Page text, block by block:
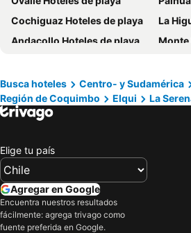
Domos Dream
Hotel del Cid
Apart Hotel Gran Pacifico
Hotel La Serena Plaza
Hotel
Hotel Cristobal Colon
Mistral La Herradura
Hospedajes Millaray
Departamento Av del Mar La Serena Disegni 06
Cochiguaz Hoteles de playa
La
Andacollo Hoteles de playa
Monte
Busca hoteles
Centro- y Sudamérica
Región de Coquimbo
Elqui La
Elige tu país
Agregar en Google
Encuentra nuestros resultados
fácilmente: agrega trivago como
fuente preferida en Google.